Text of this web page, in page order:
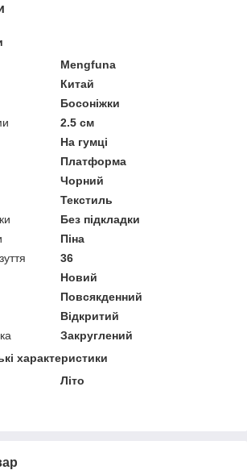
Mengfuna
Китай
Босоніжки
2.5 см
На гумці
Платформа
Чорний
Текстиль
Без підкладки
Піна
36
Новий
Повсякденний
Відкритий
Закруглений
характеристики
Літо